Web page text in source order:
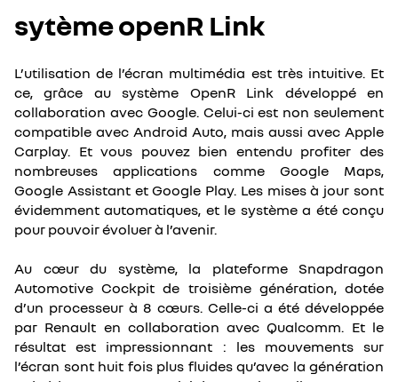
sytème openR Link
L’utilisation de l’écran multimédia est très intuitive. Et
ce, grâce au système OpenR Link développé en
collaboration avec Google. Celui-ci est non seulement
compatible avec Android Auto, mais aussi avec Apple
Carplay. Et vous pouvez bien entendu profiter des
nombreuses applications comme Google Maps,
Google Assistant et Google Play. Les mises à jour sont
évidemment automatiques, et le système a été conçu
pour pouvoir évoluer à l’avenir.
Au cœur du système, la plateforme Snapdragon
Automotive Cockpit de troisième génération, dotée
d’un processeur à 8 cœurs. Celle-ci a été développée
par Renault en collaboration avec Qualcomm. Et le
résultat est impressionnant : les mouvements sur
l’écran sont huit fois plus fluides qu’avec la génération